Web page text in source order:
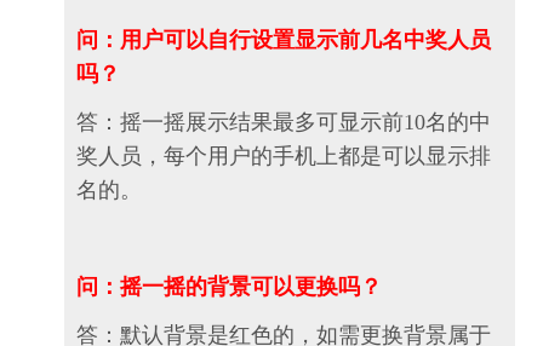
问：用户可以自行设置显示前几名中奖人员
吗？
答：摇一摇展示结果最多可显示前10名的中
奖人员，每个用户的手机上都是可以显示排
名的。
问：摇一摇的背景可以更换吗？
答：默认背景是红色的，如需更换背景属于